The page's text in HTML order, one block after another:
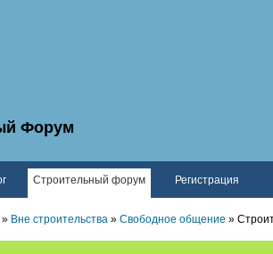
Форум
Строительный форум Регистрация
» Вне строительства » Свободное общение »